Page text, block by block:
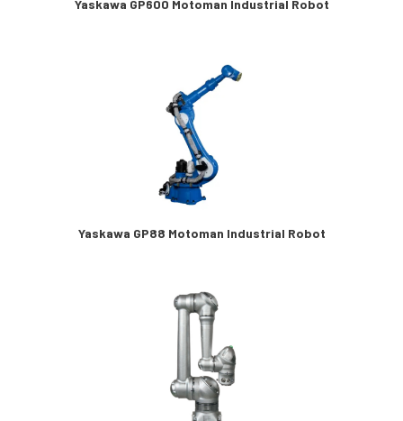
Yaskawa GP600 Motoman Industrial Robot
Yaskawa GP88 Motoman Industrial Robot